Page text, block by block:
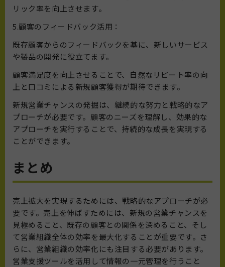
リック率を向上させます。
5.顧客のフィードバック活用：
既存顧客からのフィードバックを基に、新しいサービス
や製品の開発に役立てます。
顧客満足度を向上させることで、自然なリピート率の向
上と口コミによる新規顧客獲得が期待できます。
新規営業チャンスの発掘は、継続的な努力と戦略的なア
プローチが必要です。顧客のニーズを理解し、効果的な
アプローチを実行することで、持続的な成長を実現する
ことができます。
まとめ
売上拡大を実現するためには、戦略的なアプローチが必
要です。売上を伸ばすためには、新規の営業チャンスを
見極めること、既存の顧客との関係を深めること、そし
て営業組織全体の効率を最大化することが重要です。さ
らに、営業組織の効率化にも注目する必要があります。
営業支援ツールを活用して情報の一元管理を行うこと